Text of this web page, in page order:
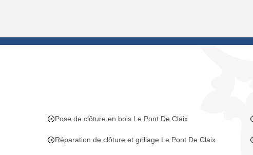
Pose de clôture en bois Le Pont De Claix
Réparation de clôture et grillage Le Pont De Claix